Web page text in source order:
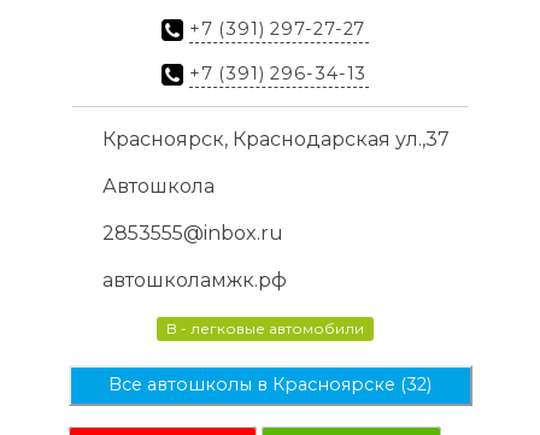
+7 (391) 297-27-27
+7 (391) 296-34-13
Красноярск, Краснодарская ул.,37
Автошкола
2853555@inbox.ru
автошколамжк.рф
B - легковые автомобили
Все автошколы в Красноярске (32)